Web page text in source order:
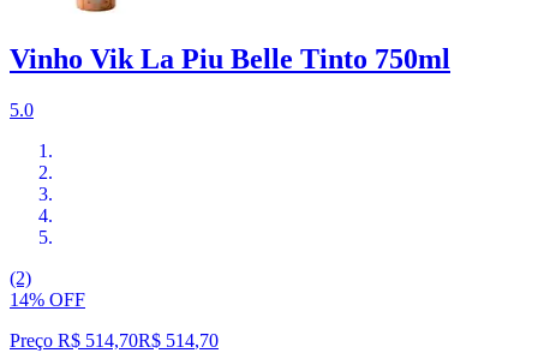
Vinho Vik La Piu Belle Tinto 750ml
5.0
(2)
14% OFF
Preço R$ 514,70R$ 514,70